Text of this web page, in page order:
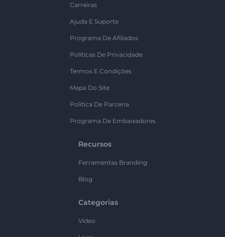
Carreiras
Ajuda E Suporte
Programa De Afiliados
Políticas De Privacidade
Termos E Condições
Mapa Do Site
Política De Parceria
Programa De Embaixadores
Recursos
Ferramentas Branding
Blog
Categorias
Vídeo